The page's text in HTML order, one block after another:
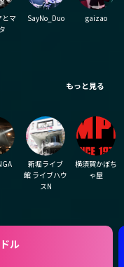
とマ
SayNo_Duo gaizao
もっと見る
新堀ライブ
館 ライブハウ
スN
横須賀かぼち
ゃ屋
ル